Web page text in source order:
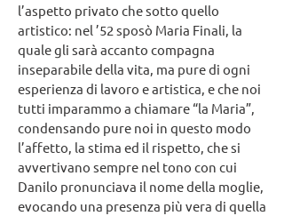
l’aspetto privato che sotto quello
artistico: nel ’52 sposò Maria Finali, la
quale gli sarà accanto compagna
inseparabile della vita, ma pure di ogni
esperienza di lavoro e artistica, e che noi
tutti imparammo a chiamare “la Maria”,
condensando pure noi in questo modo
l’affetto, la stima ed il rispetto, che si
avvertivano sempre nel tono con cui
Danilo pronunciava il nome della moglie,
evocando una presenza più vera di quella